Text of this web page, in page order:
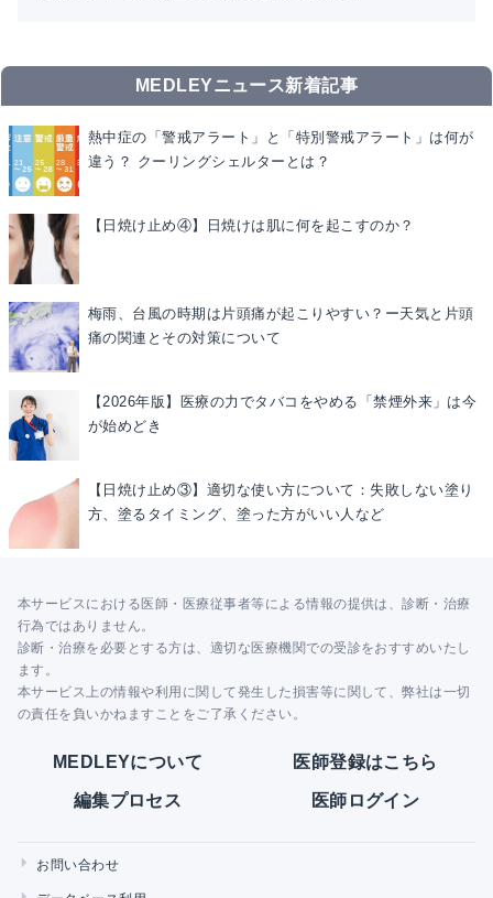
MEDLEYニュース新着記事
熱中症の「警戒アラート」と「特別警戒アラート」は何が
違う？ クーリングシェルターとは？
【日焼け止め④】日焼けは肌に何を起こすのか？
梅雨、台風の時期は片頭痛が起こりやすい？ー天気と片頭
痛の関連とその対策について
【2026年版】医療の力でタバコをやめる「禁煙外来」は今
が始めどき
【日焼け止め③】適切な使い方について：失敗しない塗り
方、塗るタイミング、塗った方がいい人など
本サービスにおける医師・医療従事者等による情報の提供は、診断・治療
行為ではありません。
診断・治療を必要とする方は、適切な医療機関での受診をおすすめいたし
ます。
本サービス上の情報や利用に関して発生した損害等に関して、弊社は一切
の責任を負いかねますことをご了承ください。
MEDLEYについて 医師登録はこちら
編集プロセス 医師ログイン
お問い合わせ